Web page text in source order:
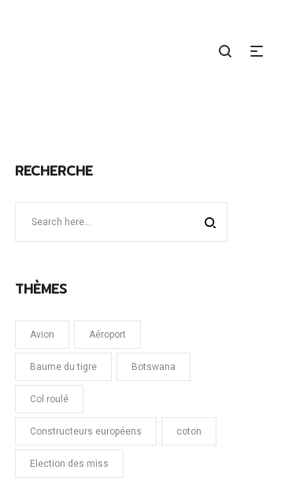
RECHERCHE
THÈMES
Avion Aéroport
Baume du tigre Botswana
Col roulé
Constructeurs européens coton
Election des miss